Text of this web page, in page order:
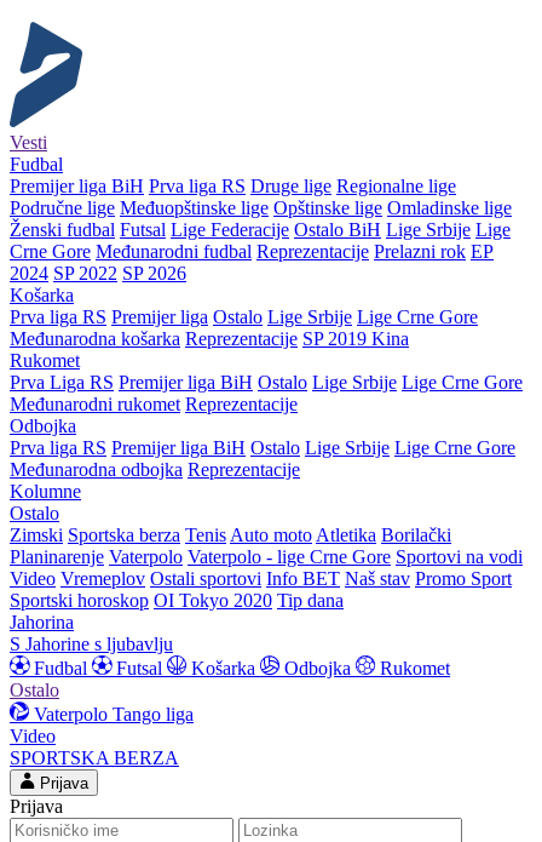
Vesti
Fudbal
Premijer liga BiH Prva liga RS Druge lige Regionalne lige
Područne lige Međuopštinske lige Opštinske lige Omladinske lige
Ženski fudbal Futsal Lige Federacije Ostalo BiH Lige Srbije Lige
Crne Gore Međunarodni fudbal Reprezentacije Prelazni rok EP
2024 SP 2022 SP 2026
Košarka
Prva liga RS Premijer liga Ostalo Lige Srbije Lige Crne Gore
Međunarodna košarka Reprezentacije SP 2019 Kina
Rukomet
Prva Liga RS Premijer liga BiH Ostalo Lige Srbije Lige Crne Gore
Međunarodni rukomet Reprezentacije
Odbojka
Prva liga RS Premijer liga BiH Ostalo Lige Srbije Lige Crne Gore
Međunarodna odbojka Reprezentacije
Kolumne
Ostalo
Zimski Sportska berza Tenis Auto moto Atletika Borilački
Planinarenje Vaterpolo Vaterpolo - lige Crne Gore Sportovi na vodi
Video Vremeplov Ostali sportovi Info BET Naš stav Promo Sport
Sportski horoskop OI Tokyo 2020 Tip dana
Jahorina
S Jahorine s ljubavlju
Fudbal
Futsal Košarka Odbojka
Rukomet
Ostalo
Vaterpolo Tango liga
Video
SPORTSKA BERZA
Prijava
Prijava